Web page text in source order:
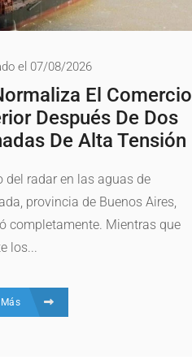
el 07/08/2026
El Comercio
Después De Dos
De Alta Tensión
del radar en las aguas de
provincia de Buenos Aires,
completamente. Mientras que
los...